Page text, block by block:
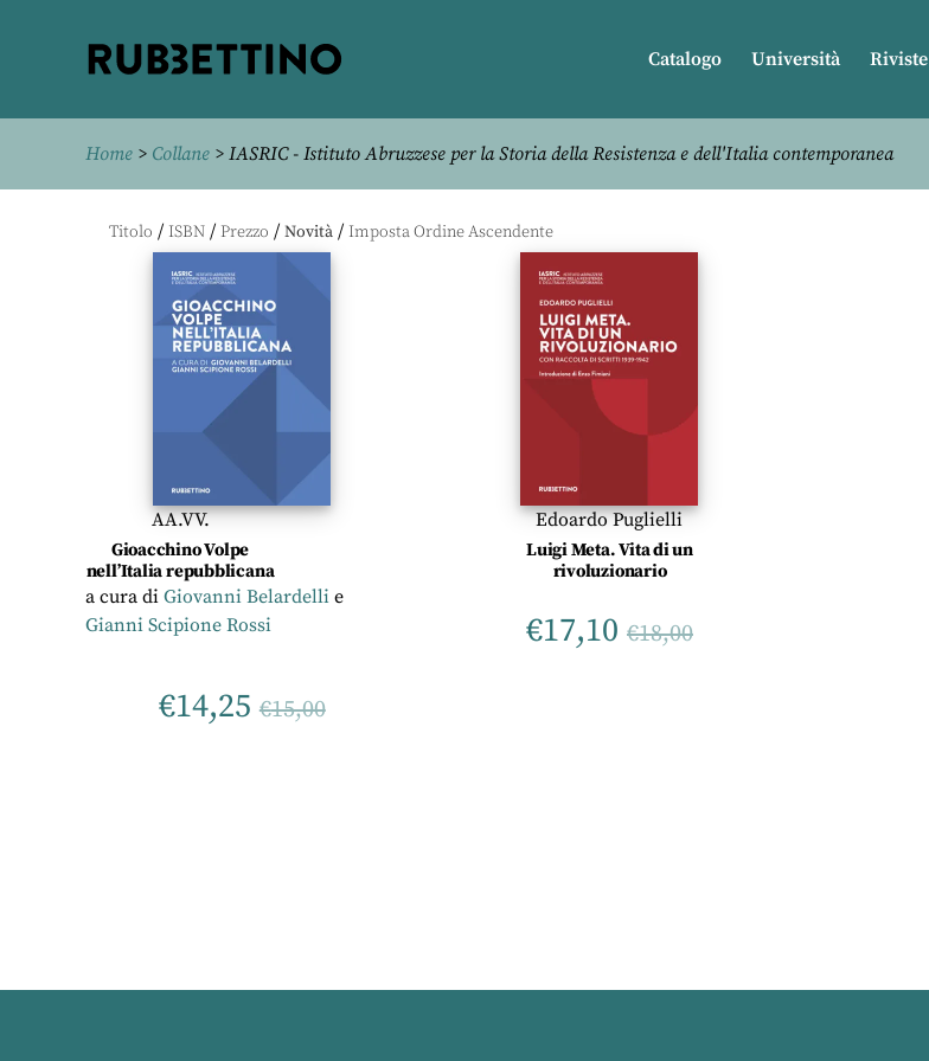
Catalogo Università Riviste
Home > Collane > IASRIC - Istituto Abruzzese per la Storia della Resistenza e dell'Italia contemporanea
Titolo / ISBN / Prezzo / Novità /
AA.VV.
Gioacchino Volpe
nell’Italia repubblicana
a cura di Giovanni Belardelli e
Gianni Scipione Rossi
€14,25 €15,00
Edoardo Puglielli
Luigi Meta. Vita di un
rivoluzionario
€17,10 €18,00